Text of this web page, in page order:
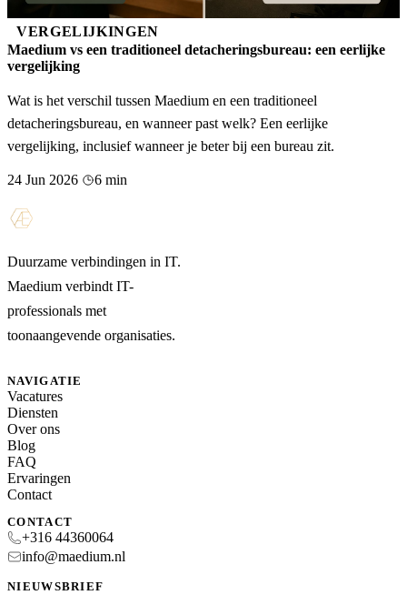
VERGELIJKINGEN
Maedium vs een traditioneel detacheringsbureau: een eerlijke
vergelijking
Wat is het verschil tussen Maedium en een traditioneel
detacheringsbureau, en wanneer past welk? Een eerlijke
vergelijking, inclusief wanneer je beter bij een bureau zit.
24 Jun 2026 6 min
Duurzame verbindingen in IT.
Maedium verbindt IT-
professionals met
toonaangevende organisaties.
NAVIGATIE
Vacatures
Diensten
Over ons
Blog
FAQ
Ervaringen
Contact
CONTACT
+316 44360064
info@maedium.nl
NIEUWSBRIEF